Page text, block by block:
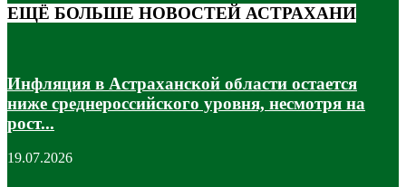
ЕЩЁ БОЛЬШЕ НОВОСТЕЙ АСТРАХАНИ
Инфляция в Астраханской области остается
ниже среднероссийского уровня, несмотря на
рост...
19.07.2026